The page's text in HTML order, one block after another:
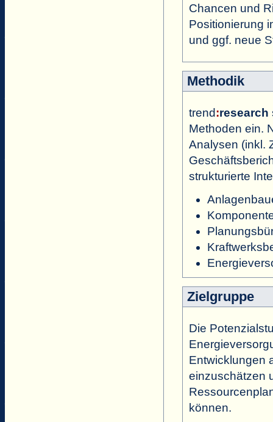
Chancen und
Positionierung
und ggf. neue
Methodik
trend:research
Methoden ein.
Analysen (inkl.
strukturierte
Zielgruppe
Die
Entwicklungen
einzuschätzen
können.